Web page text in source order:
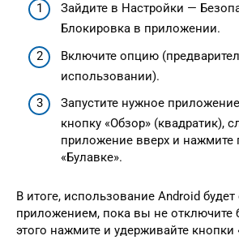
Зайдите в Настройки —
Блокировка в приложении.
Включите опцию
использовании).
Запустите нужное
кнопку «Обзор» (квадратик),
приложение вверх и нажмите
«Булавке».
В итоге, использование Android
приложением, пока вы не отключите
этого нажмите и удерживайте кнопки